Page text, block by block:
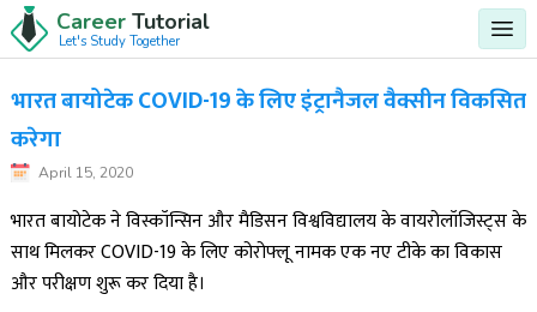
Career Tutorial
Let's Study Together
भारत बायोटेक COVID-19 के लिए इंट्रानैजल वैक्सीन विकसित
करेगा
April 15, 2020
भारत बायोटेक ने विस्कॉन्सिन और मैडिसन विश्वविद्यालय के वायरोलॉजिस्ट्स के
साथ मिलकर COVID-19 के लिए कोरोफ्लू नामक एक नए टीके का विकास
और परीक्षण शुरू कर दिया है।